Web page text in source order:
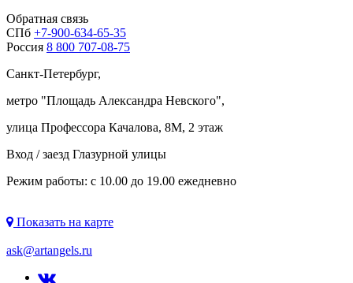
Обратная связь
СПб +7-900-634-65-35
Россия 8 800 707-08-75
Санкт-Петербург,
метро "Площадь Александра Невского",
улица Профессора Качалова, 8М, 2 этаж
Вход / заезд Глазурной улицы
Режим работы: с 10.00 до 19.00 ежедневно
Показать на карте
ask@artangels.ru